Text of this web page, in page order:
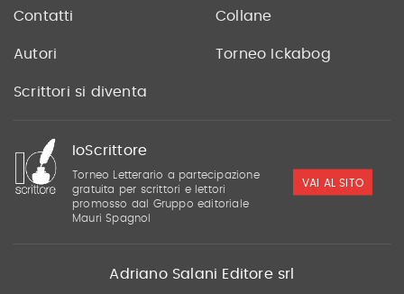
Contatti Collane
Autori Torneo Ickabog
Scrittori si diventa
IoScrittore
Torneo Letterario a partecipazione
gratuita per scrittori e lettori
promosso dal Gruppo editoriale
Mauri Spagnol
VAI AL SITO
Adriano Salani Editore srl